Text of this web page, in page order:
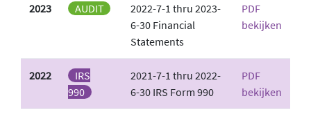
2023 AUDIT
2022-7-1 thru 2023-
6-30 Financial
Statements
PDF
bekijken
2022
IRS
990
2021-7-1 thru 2022-
6-30 IRS Form 990
PDF
bekijken